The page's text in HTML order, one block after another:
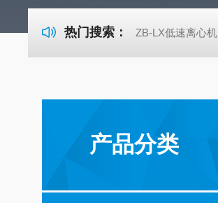
热门搜索： ZB-LX低速离心机
产品分类